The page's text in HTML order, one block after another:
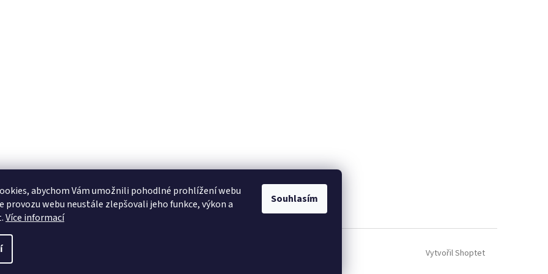
abychom Vám umožnili pohodlné prohlížení webu
provozu webu neustále zlepšovali jeho funkce, výkon a
Více informací
Souhlasím
Vytvořil Shoptet